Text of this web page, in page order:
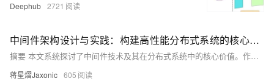
Deephub 2721
中间件架构设计与实践：构建高性能分布式系统的核心基石
摘要 本文系统探讨了中间件技术及其在分布式系统中的核心价值。作者首先定义了中间件作为连接系统组件的&quot;神经网络&quot;，强调其在数据传输、系统稳定性和扩展性中的关键作用。随后详细分类了中间件体系，包括通信中间件（如RabbitMQ/Kafka）、数据中间件（如Redis/MyCAT）等类型。文章重点剖析了消息中间件的实现机制，通过Spring Boot代码示例展示了消息生产者的完整实现，涵盖消息ID生成、持久化、批量发送及重试机制等关键技术点。最后，作者指出中间件架构设计对系统性能的决定性影响，
蒋星熠Jaxonic 605